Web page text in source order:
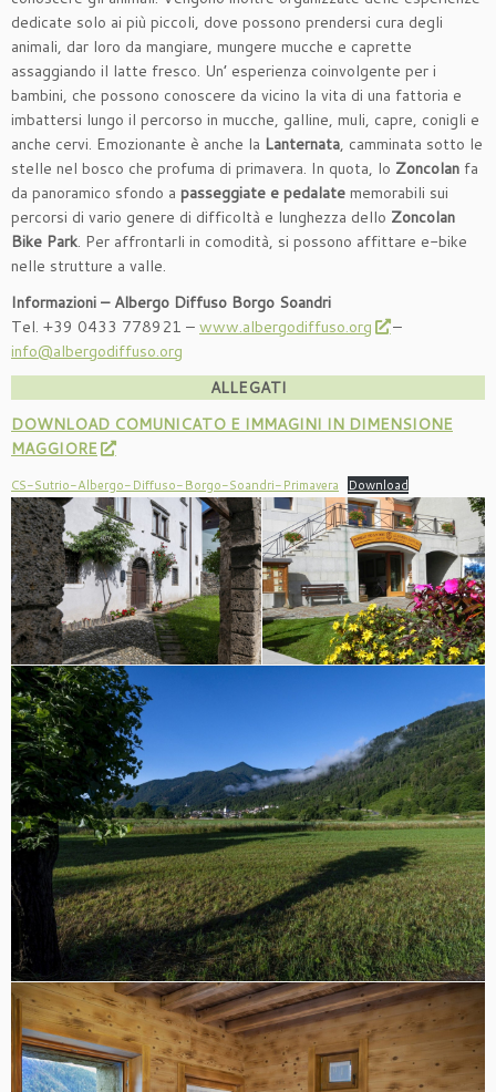
dedicate solo ai più piccoli, dove possono prendersi cura degli
animali, dar loro da mangiare, mungere mucche e caprette
assaggiando il latte fresco. Un’ esperienza coinvolgente per i
bambini, che possono conoscere da vicino la vita di una fattoria e
imbattersi lungo il percorso in mucche, galline, muli, capre, conigli e
anche cervi. Emozionante è anche la Lanternata, camminata sotto le
stelle nel bosco che profuma di primavera. In quota, lo Zoncolan fa
da panoramico sfondo a passeggiate e pedalate memorabili sui
percorsi di vario genere di difficoltà e lunghezza dello Zoncolan
Bike Park. Per affrontarli in comodità, si possono affittare e-bike
nelle strutture a valle.
Informazioni – Albergo Diffuso Borgo Soandri
Tel. +39 0433 778921 – www.albergodiffuso.org
–
info@albergodiffuso.org
ALLEGATI
DOWNLOAD COMUNICATO E IMMAGINI IN DIMENSIONE
MAGGIORE
CS-Sutrio-Albergo-Diffuso-Borgo-Soandri-Primavera Download